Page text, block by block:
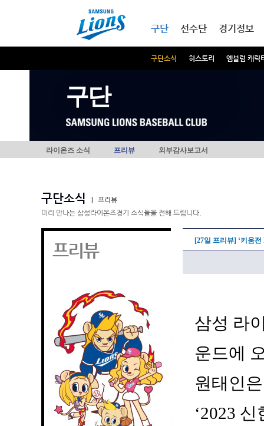
구단
구단소식 히스토리 엠블럼 캐릭
선수단 경기정보
구단
라이온즈 소식 프리뷰 외부감사보고서
구단소식
프리뷰
미리 만나는 삼성라이온즈경기 소식들을 전해 드립니다.
프리뷰 [27일 프리뷰] ‘키움
삼성 라
운드에
원태인
‘2023